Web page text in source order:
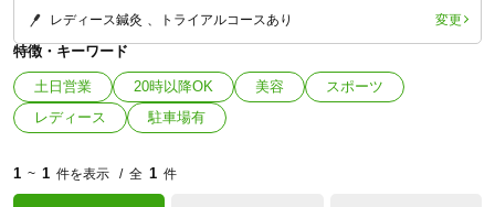
レディース鍼灸 トライアルコースあり 変更
特徴・キーワード
土日営業 20時以降OK 美容
スポーツ
レディース
駐車場有
1 ~ 1 件を表示 全 1 件
「健康にはりを見た」